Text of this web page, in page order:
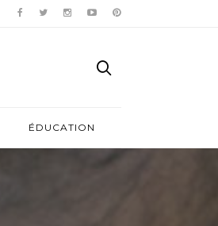
ÉDUCATION